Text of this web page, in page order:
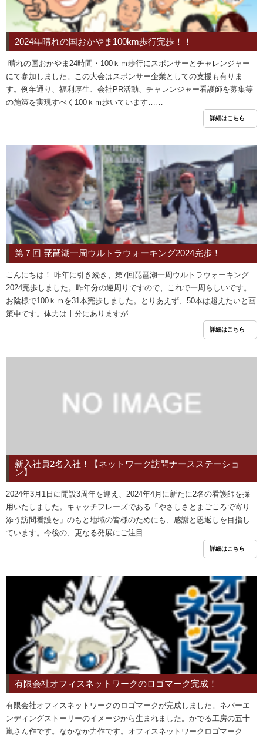
2024年晴れの国おかやま100km歩行完歩！！
晴れの国おかやま24時間・100ｋｍ歩行にスポンサーとチャレンジャー
にて参加しました。この大会はスポンサー企業としての支援も有りま
す。例年通り、福利厚生、会社PR活動、チャレンジャー看護師を募集等
の施策を実現すべく100ｋｍ歩いています……
詳細はこちら
第７回 琵琶湖一周ウルトラウォーキング2024完歩！
こんにちは！ 昨年に引き続き、第7回琵琶湖一周ウルトラウォーキング
2024完歩しました。昨年分の逆周りですので、これで一周らしいです。
お陰様で100ｋｍを31本完歩しました。とりあえず、50本は超えたいと画
策中です。体力は十分にありますが……
詳細はこちら
新入社員2名入社！【ネットワーク訪問ナースステーショ
ン】
2024年3月1日に開設3周年を迎え、2024年4月に新たに2名の看護師を採
用いたしました。キャッチフレーズである「やさしさとまごころで寄り
添う訪問看護を」のもと地域の皆様のためにも、感謝と恩返しを目指し
ています。今後の、更なる発展にご注目……
詳細はこちら
有限会社オフィスネットワークのロゴマーク完成！
有限会社オフィスネットワークのロゴマークが完成しました。ネバーエ
ンディングストーリーのイメージから生まれました。かでる工房の五十
嵐さん作です。なかなか力作です。オフィスネットワークロゴマーク